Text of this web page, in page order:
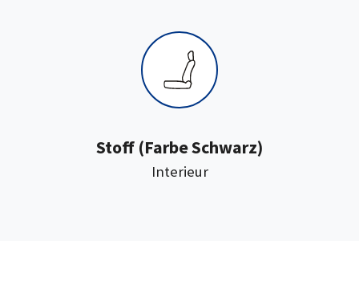
Interieur
Stoff :(Farbe Schwarz)